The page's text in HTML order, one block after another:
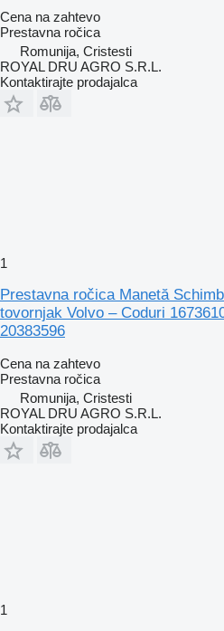
Cena na zahtevo
Prestavna ročica
Romunija, Cristesti
ROYAL DRU AGRO S.R.L.
Kontaktirajte prodajalca
1
Prestavna ročica Manetă
tovornjak Volvo – Coduri
20383596
Cena na zahtevo
Prestavna ročica
Romunija, Cristesti
ROYAL DRU AGRO S.R.L.
Kontaktirajte prodajalca
1